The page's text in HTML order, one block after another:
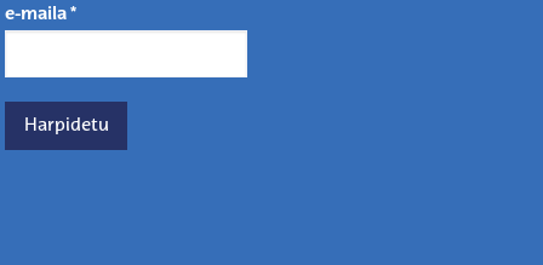
e-maila*